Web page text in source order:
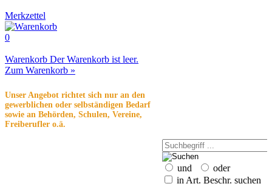
Merkzettel
0
Warenkorb Der Warenkorb ist leer.
Zum Warenkorb »
Unser Angebot richtet sich nur an den
gewerblichen oder selbständigen Bedarf
sowie an Behörden, Schulen, Vereine,
Freiberufler o.ä.
und
oder
in Art. Beschr. suchen